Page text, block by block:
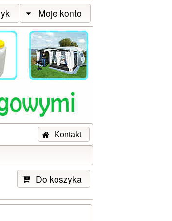
Moje konto
Kontakt
Do koszyka